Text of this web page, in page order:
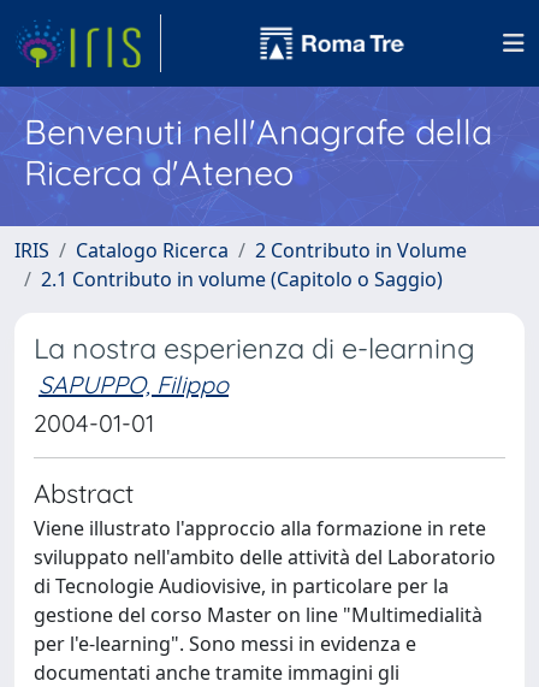
Benvenuti nell'Anagrafe della
Ricerca d'Ateneo
IRIS Catalogo Ricerca
2 Contributo in Volume
2.1 Contributo in volume (Capitolo o Saggio)
La nostra esperienza di e-learning
SAPUPPO, Filippo
2004-01-01
Abstract
Viene illustrato l'approccio alla formazione in rete
sviluppato nell'ambito delle attività del Laboratorio
di Tecnologie Audiovisive, in particolare per la
gestione del corso Master on line "Multimedialità
per l'e-learning". Sono messi in evidenza e
documentati anche tramite immagini gli